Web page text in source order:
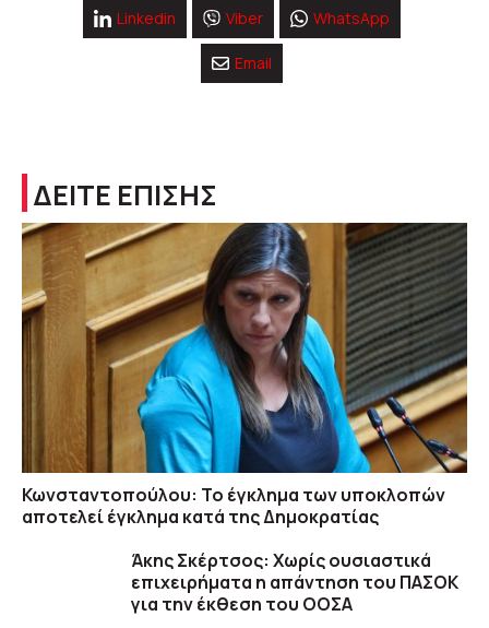
Linkedin Viber WhatsApp
Email
ΔΕΙΤΕ ΕΠΙΣΗΣ
Κωνσταντοπούλου: Το έγκλημα των υποκλοπών
αποτελεί έγκλημα κατά της Δημοκρατίας
Άκης Σκέρτσος: Χωρίς ουσιαστικά
επιχειρήματα η απάντηση του ΠΑΣΟΚ
για την έκθεση του ΟΟΣΑ